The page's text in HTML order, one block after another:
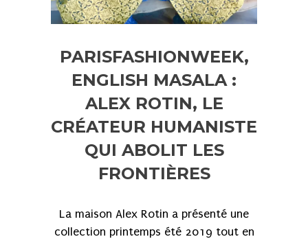
PARISFASHIONWEEK,
ENGLISH MASALA :
ALEX ROTIN, LE
CRÉATEUR HUMANISTE
QUI ABOLIT LES
FRONTIÈRES
La maison Alex Rotin a présenté une
collection printemps été 2019 tout en